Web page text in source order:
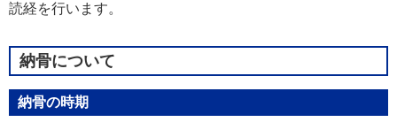
読経を行います。
納骨について
納骨の時期